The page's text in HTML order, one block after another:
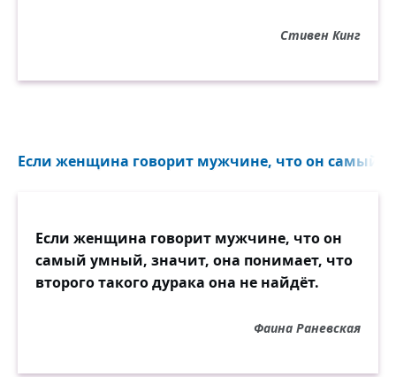
Стивен Кинг
Если женщина говорит мужчине, что он самый
Если женщина говорит мужчине, что он
самый умный, значит, она понимает, что
второго такого дурака она не найдёт.
Фаина Раневская